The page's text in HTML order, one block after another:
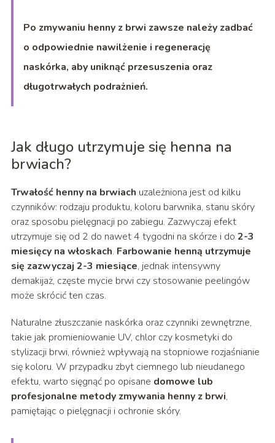
Po zmywaniu henny z brwi zawsze należy zadbać
o odpowiednie nawilżenie i regenerację
naskórka, aby uniknąć przesuszenia oraz
długotrwałych podrażnień.
Jak długo utrzymuje się henna na
brwiach?
Trwałość henny na brwiach uzależniona jest od kilku
czynników: rodzaju produktu, koloru barwnika, stanu skóry
oraz sposobu pielęgnacji po zabiegu. Zazwyczaj efekt
utrzymuje się od 2 do nawet 4 tygodni na skórze i do 2-3
miesięcy na włoskach. Farbowanie henną utrzymuje
się zazwyczaj 2-3 miesiące, jednak intensywny
demakijaż, częste mycie brwi czy stosowanie peelingów
może skrócić ten czas.
Naturalne złuszczanie naskórka oraz czynniki zewnętrzne,
takie jak promieniowanie UV, chlor czy kosmetyki do
stylizacji brwi, również wpływają na stopniowe rozjaśnianie
się koloru. W przypadku zbyt ciemnego lub nieudanego
efektu, warto sięgnąć po opisane domowe lub
profesjonalne metody zmywania henny z brwi,
pamiętając o pielęgnacji i ochronie skóry.